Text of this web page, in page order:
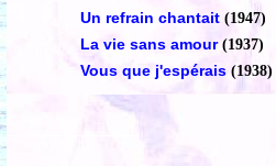
Un refrain chantait (1947)
La vie sans amour (1937)
Vous que j'espérais (1938)